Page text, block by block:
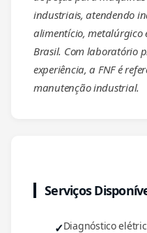
industriais, atendendo
alimentício, metalúrgico
Brasil. Com laboratório
experiência, a FNF é
manutenção industrial.
Serviços
Diagnóstico